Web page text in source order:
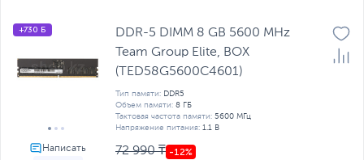
+730 Б
DDR-5 DIMM 8 GB 5600 MHz
Team Group Elite, BOX
(TED58G5600C4601)
Тип памяти: DDR5
Объем памяти: 8 ГБ
Тактовая частота памяти: 5600 МГц
Напряжение питания: 1.1 В
72 990 ₸